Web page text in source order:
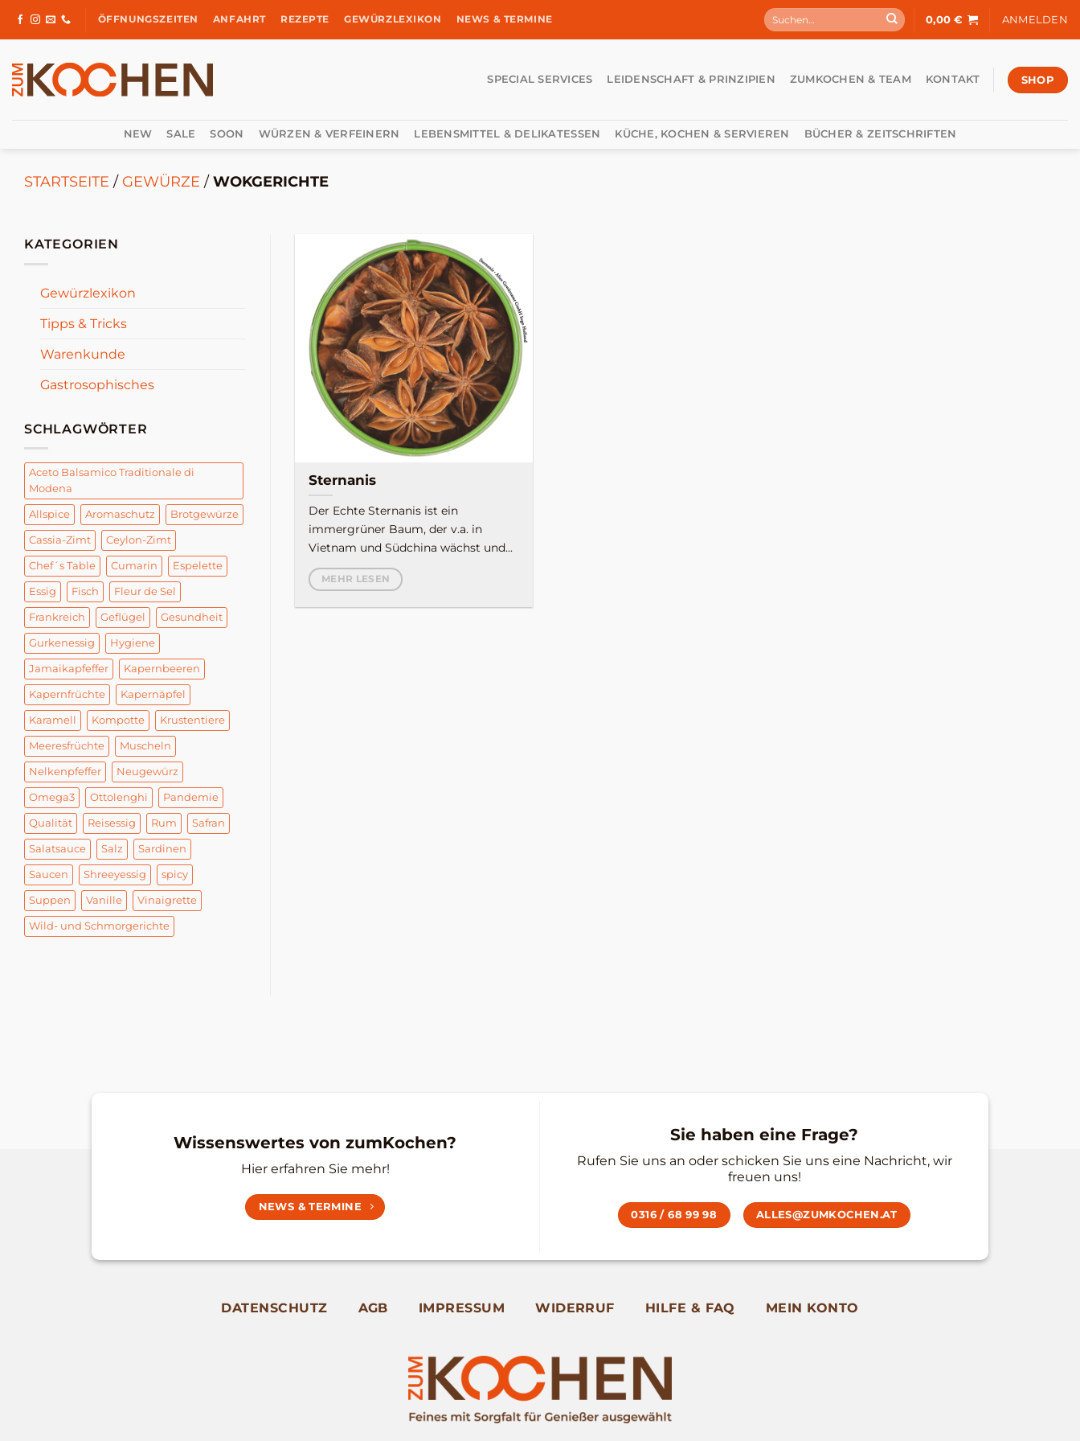
Inhalt
ÖFFNUNGSZEITEN ANFAHRT REZEPTE GEWÜRZLEXIKON NEWS & TERMINE
Suchen
nach:
0,00€ ANMELDEN
SPECIAL SERVICES LEIDENSCHAFT & PRINZIPIEN ZUMKOCHEN & TEAM KONTAKT SHOP
NEW SALE SOON WÜRZEN & VERFEINERN LEBENSMITTEL & DELIKATESSEN KÜCHE, KOCHEN & SERVIEREN BÜCHER & ZEITSCHRIFTEN
STARTSEITE / GEWÜRZE /WOKGERICHTE
KATEGORIEN
Gewürzlexikon
Tipps & Tricks
Warenkunde
Gastrosophisches
SCHLAGWÖRTER
Aceto Balsamico Traditionale di
Modena
Allspice Aromaschutz Brotgewürze
Cassia-Zimt Ceylon-Zimt
Chef´s Table Cumarin Espelette
Essig Fisch Fleur de Sel
Frankreich Geflügel Gesundheit
Gurkenessig Hygiene
Jamaikapfeffer Kapernbeeren
Kapernfrüchte Kapernäpfel
Karamell Kompotte Krustentiere
Meeresfrüchte Muscheln
Nelkenpfeffer Neugewürz
Omega3 Ottolenghi Pandemie
Qualität Reisessig Rum Safran
Salatsauce Salz Sardinen
Saucen Shreeyessig spicy
Suppen Vanille Vinaigrette
Wild- und Schmorgerichte
Sternanis
Der Echte Sternanis ist ein
immergrüner Baum, der v.a. in
Vietnam und Südchina wächst und...
MEHR LESEN
Wissenswertes von zumKochen?
Hier erfahren Sie mehr!
NEWS & TERMINE
Sie haben eine Frage?
Rufen Sie uns an oder schicken Sie uns eine Nachricht, wir
freuen uns!
0316 / 68 99 98 ALLES@ZUMKOCHEN.AT
DATENSCHUTZ AGB IMPRESSUM WIDERRUF HILFE & FAQ MEIN KONTO